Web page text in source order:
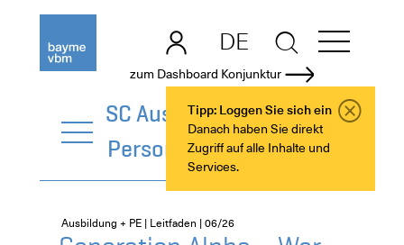
zum Dashboard Konjunktur
Tipp: Loggen Sie sich ein
Danach haben Sie direkt
Zugriff auf alle Inhalte und
Services.
DE
EN
SC Ausbildung +
Personalentwicklung
Ausbildung + PE | Leitfaden | 06/26